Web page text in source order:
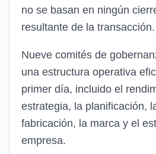
no se basan en ningún
resultante de la transacción.
Nueve comités de
una estructura operativa
primer día, incluido el
estrategia, la planificación,
fabricación, la marca y el
empresa.